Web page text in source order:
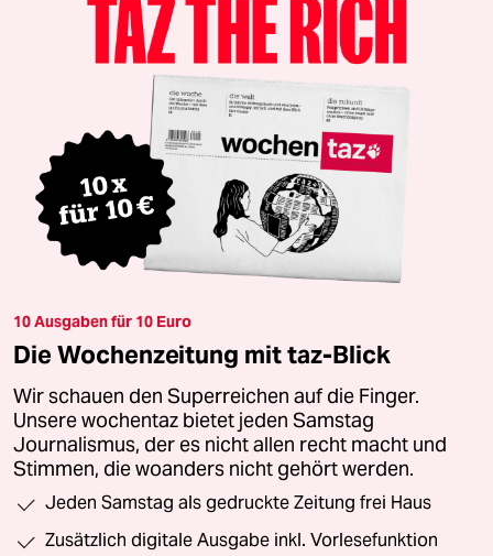
10 Ausgaben für 10 Euro
Die Wochenzeitung mit taz-Blick
Wir schauen den Superreichen auf die Finger.
Unsere wochentaz bietet jeden Samstag
Journalismus, der es nicht allen recht macht und
Stimmen, die woanders nicht gehört werden.
Jeden Samstag als gedruckte Zeitung frei Haus
Zusätzlich digitale Ausgabe inkl. Vorlesefunktion